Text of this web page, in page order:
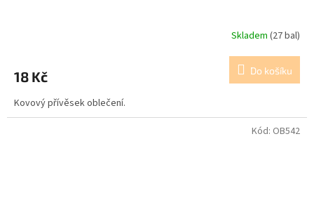
Skladem (27 bal)
18 Kč Do košíku
Kovový přívěsek oblečení.
Kód: OB542